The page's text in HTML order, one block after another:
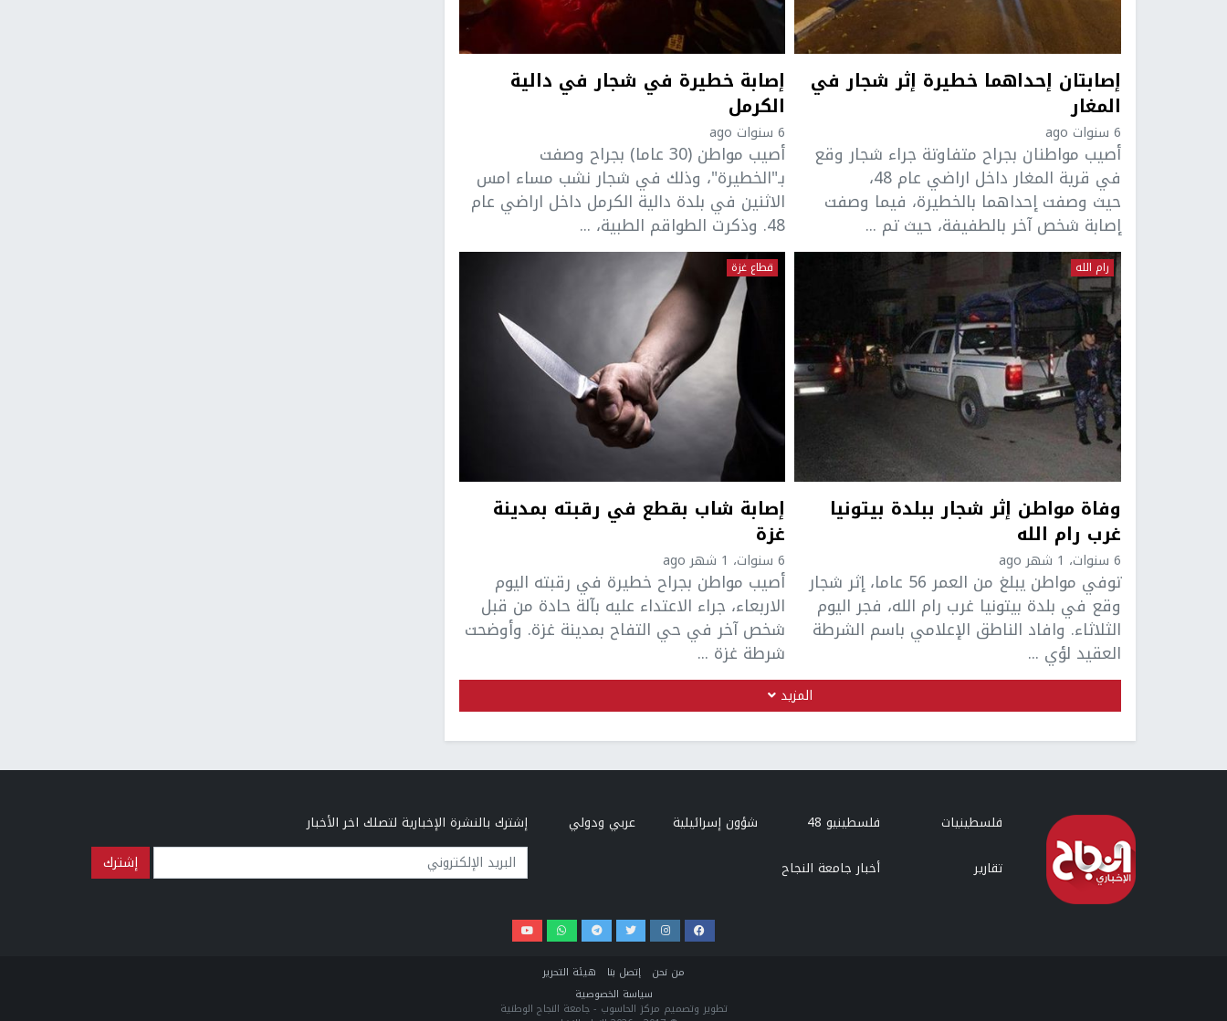
إصابتان إحداهما خطيرة إثر شجار في
المغار
6 سنوات ago
أصيب مواطنان بجراح متفاوتة جراء شجار وقع
في قرية المغار داخل اراضي عام 48،
حيث وصفت إحداهما بالخطيرة، فيما وصفت
إصابة شخص آخر بالطفيفة، حيث تم ...
إصابة خطيرة في شجار في دالية
الكرمل
6 سنوات ago
أصيب مواطن (30 عاما) بجراح وصفت
بـ"الخطيرة"، وذلك في شجار نشب مساء امس
الاثنين في بلدة دالية الكرمل داخل اراضي عام
48. وذكرت الطواقم الطبية، ...
رام الله
وفاة مواطن إثر شجار ببلدة بيتونيا
غرب رام الله
6 سنوات، 1 شهر ago
توفي مواطن يبلغ من العمر 56 عاما، إثر شجار
وقع في بلدة بيتونيا غرب رام الله، فجر اليوم
الثلاثاء. وافاد الناطق الإعلامي باسم الشرطة
العقيد لؤي ...
قطاع غزة
إصابة شاب بقطع في رقبته بمدينة
غزة
6 سنوات، 1 شهر ago
أصيب مواطن بجراح خطيرة في رقبته اليوم
الاربعاء، جراء الاعتداء عليه بآلة حادة من قبل
شخص آخر في حي التفاح بمدينة غزة. وأوضحت
شرطة غزة ...
المزيد
فلسطينيات فلسطينيو 48 شؤون إسرائيلية
عربي ودولي
تقارير
أخبار جامعة النجاح
إشترك بالنشرة الإخبارية لتصلك اخر الأخبار
البريد الإلكتروني
من نحن إتصل بنا
هيئة التحرير
سياسة الخصوصية
تطوير وتصميم مركز الحاسوب - جامعة النجاح الوطنية